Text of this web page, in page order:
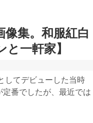
集。和服紅白
一軒家】
してデビューした当時
番でしたが、最近では